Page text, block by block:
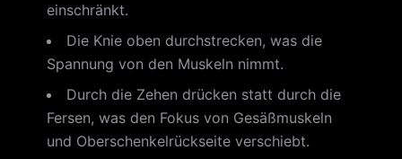
einschränkt.
Die Knie oben durchstrecken, was die
Spannung von den Muskeln nimmt.
Durch die Zehen drücken statt durch die
Fersen, was den Fokus von Gesäßmuskeln
und Oberschenkelrückseite verschiebt.